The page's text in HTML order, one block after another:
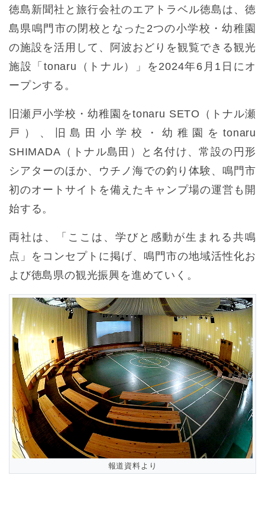
徳島新聞社と旅行会社のエアトラベル徳島は、徳
島県鳴門市の閉校となった2つの小学校・幼稚園
の施設を活用して、阿波おどりを観覧できる観光
施設「tonaru（トナル）」を2024年6月1日にオ
ープンする。
旧瀬戸小学校・幼稚園をtonaru SETO（トナル瀬
戸）、旧島田小学校・幼稚園をtonaru
SHIMADA（トナル島田）と名付け、常設の円形
シアターのほか、ウチノ海での釣り体験、鳴門市
初のオートサイトを備えたキャンプ場の運営も開
始する。
両社は、「ここは、学びと感動が生まれる共鳴
点」をコンセプトに掲げ、鳴門市の地域活性化お
よび徳島県の観光振興を進めていく。
報道資料より